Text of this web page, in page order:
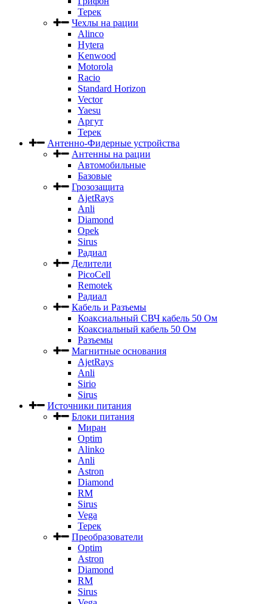
Терек
Чехлы на рации
Alinco
Hytera
Kenwood
Motorola
Racio
Standard Horizon
Vector
Yaesu
Аргут
Терек
Антенно-Фидерные устройства
Антенны на рации
Автомобильные
Базовые
Грозозащита
AjetRays
Anli
Diamond
Opek
Sirus
Радиал
Делители
PicoCell
Remotek
Радиал
Кабель и Разъемы
Коаксиальный СВЧ кабель 50 Ом
Коаксиальный кабель 50 Ом
Разъемы
Магнитные основания
AjetRays
Anli
Sirio
Sirus
Источники питания
Блоки питания
Миран
Optim
Alinko
Anli
Astron
Diamond
RM
Sirus
Vega
Терек
Преобразователи
Optim
Astron
Diamond
RM
Sirus